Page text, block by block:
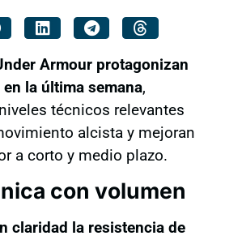
Armour protagonizan
la última semana,
técnicos relevantes
alcista y mejoran
a corto y medio plazo.
con volumen
claridad la resistencia de